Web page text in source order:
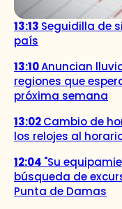
13:13 Seguidilla de
país
13:10Anuncian
regiones que
próxima semana
13:02Cambio de
los relojes al
12:04 "Su
búsqueda de
Punta de Damas